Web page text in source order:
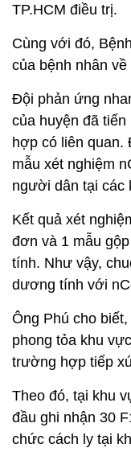
TP.HCM điều trị.
Cùng với đó,
của bệnh nhân
Đội phản ứng
của huyện đã
hợp có liên
mẫu xét nghiệm
người dân tại các
Kết quả xét
đơn và 1 mẫu
tính. Như vậy,
dương tính với
Ông Phú cho
phong tỏa khu
trường hợp tiếp
Theo đó, tại khu
đầu ghi nhận 30
chức cách ly tại